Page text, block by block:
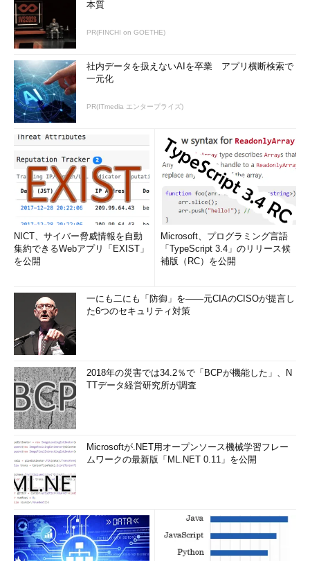
本質
PR(FINCHI on GOETHE)
社内データを扱えないAIを卒業 アプリ横断検索で
一元化
PR(ITmedia エンタープライズ)
NICT、サイバー脅威情報を自動
集約できるWebアプリ「EXIST」
を公開
Microsoft、プログラミング言語
「TypeScript 3.4」のリリース候
補版（RC）を公開
一にも二にも「防御」を――元CIAのCISOが提言し
た6つのセキュリティ対策
2018年の災害では34.2％で「BCPが機能した」、N
TTデータ経営研究所が調査
Microsoftが.NET用オープンソース機械学習フレー
ムワークの最新版「ML.NET 0.11」を公開